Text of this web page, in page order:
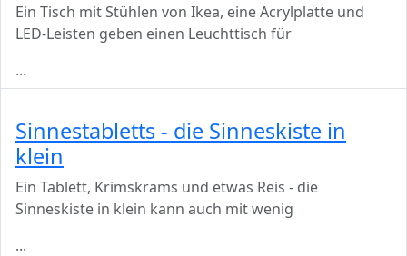
Ein Tisch mit Stühlen von Ikea, eine Acrylplatte und
LED-Leisten geben einen Leuchttisch für
...
Sinnestabletts - die Sinneskiste in
klein
Ein Tablett, Krimskrams und etwas Reis - die
Sinneskiste in klein kann auch mit wenig
...